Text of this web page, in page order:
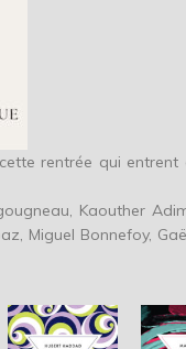
rentrée qui entrent
Kaouther
Miguel Bonnefoy,